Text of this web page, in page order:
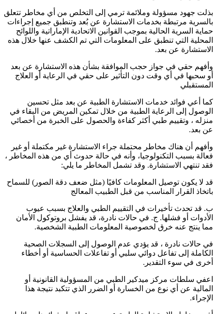
بذلت جهود مسؤولة وملائمة ترمي إلى التخلص من أي مخاطر تتعلق
بالسرية مرتبطة بخدمات الاستشارة عن بُعد وتنطبق جميع إجراءات
حماية السرية الحالية بموجب القوانين الاتحادية الإماراتية واللوائح
المحلية التي تنطبق على المعلومات التي تم الكشف عنها خلال هذه
الاستشارة عن بعد.
وأفهم حقي في جواز حجب الموافقة بشأن هذه الاستشارة عن بعد
أو سحبها في أي وقت دون التأثير على حقي في الرعاية أو العلاج
المستقبلي
كما أعي فوائد خدمات الاستشارة الطبية عن بعد مثل تحسين
الوصول إلى الرعاية الطبية من خلال تمكين المريض من البقاء في
منزله ، وتقييم طبي أكثر كفاءة والحصول على الخبرة من أخصائي
عن بعد.
وأفهم أن هناك مخاطر محتملة جراء الاستشارة غير مكتملة أو غير
فعالة بسبب التكنولوجيا، وأنه في حالة حدوث أي من هذه المخاطر ،
فقد تنتهي الاستشارة. وقد تشمل المخاطر ما يلي:
قد لا يكون توصيل المعلومات كافيًا (مثل ضعف دقة الصور) للسماح
باتخاذ القرار المناسب من قبل الطبيب المعالج
ب. قد تحدث تأخيرات في التقييم الطبي والعلاج بسبب عيوب
الأدوات أو فشلها. ج. في حالات نادرة، قد يفشل بروتوكول الأمان
مما ينتج عنه خرق لخصوصية المعلومات الطبية الشخصية.
في حالات نادرة ، قد يؤدي عدم الوصول إلى السجلات الصحية
الكاملة إلى تفاعل دوائي سلبي أو تفاعلات الحساسية أو أخطاء
أخرى في سوء التقدير.
اعفي سلطات مركز ميدكير الطبي من المسؤولية القانونية أو
المالية عن أي نوع من الخسارة أو الضرر الذي تتكبد نتيجة هذا
الإجراء.